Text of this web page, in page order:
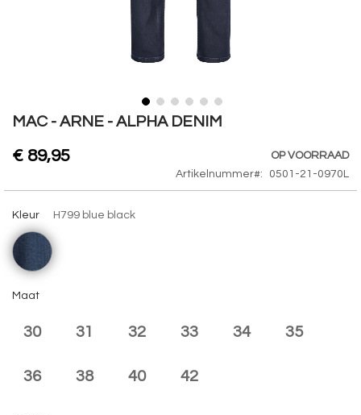
Skip
the
images
gallery
MAC - ARNE - ALPHA DENIM
€ 89,95
OP VOORRAAD
Artikelnummer
0501-21-0970L
Kleur H799 blue black
Maat
30 31 32 33 34 35
36 38 40 42